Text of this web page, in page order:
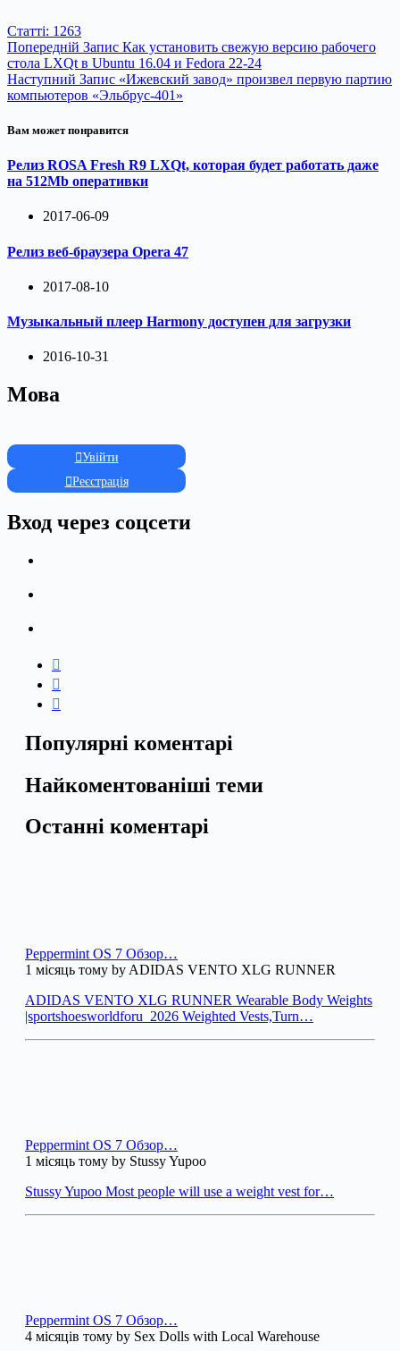
Статті: 1263
Попередній Запис Как установить свежую версию рабочего
стола LXQt в Ubuntu 16.04 и Fedora 22-24
Наступний Запис «Ижевский завод» произвел первую партию
компьютеров «Эльбрус-401»
Вам может понравится
Релиз ROSA Fresh R9 LXQt, которая будет работать даже
на 512Mb оперативки
2017-06-09
Релиз веб-браузера Opera 47
2017-08-10
Музыкальный плеер Harmony доступен для загрузки
2016-10-31
Мова
Увійти
Реєстрація
Вход через соцсети
Популярні коментарі
Найкоментованіші теми
Останні коментарі
Peppermint OS 7 Обзор…
1 місяць тому by ADIDAS VENTO XLG RUNNER
ADIDAS VENTO XLG RUNNER Wearable Body Weights
|sportshoesworldforu_2026 Weighted Vests,Turn…
Peppermint OS 7 Обзор…
1 місяць тому by Stussy Yupoo
Stussy Yupoo Most people will use a weight vest for…
Peppermint OS 7 Обзор…
4 місяців тому by Sex Dolls with Local Warehouse